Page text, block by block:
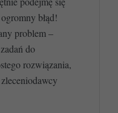
błąd!
problem –
do
rozwiązania,